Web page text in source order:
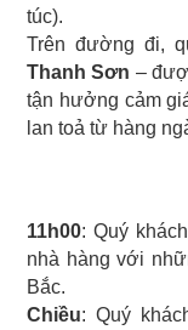
túc).
Trên đường đi,
Thanh Sơn –
tận hưởng cảm
lan toả từ hàng
11h00: Quý
nhà hàng với
Bắc.
Chiều: Quý